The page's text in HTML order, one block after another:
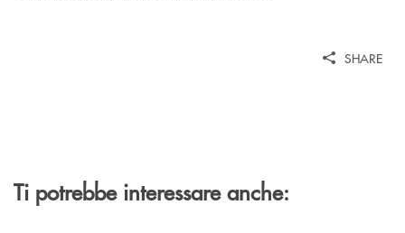
SHARE
Ti potrebbe interessare anche: